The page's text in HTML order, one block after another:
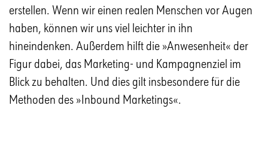
erstellen. Wenn wir einen realen Menschen vor Augen
haben, können wir uns viel leichter in ihn
hineindenken. Außerdem hilft die »Anwesenheit« der
Figur dabei, das Marketing- und Kampagnenziel im
Blick zu behalten. Und dies gilt insbesondere für die
Methoden des »Inbound Marketings«.